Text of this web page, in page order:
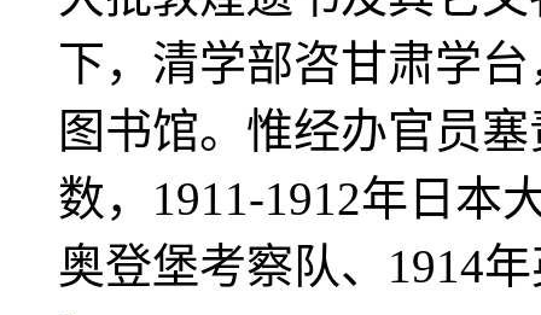
下，清学部咨甘肃学
图书馆。惟经办官员
数，1911-1912年日本
奥登堡考察队、1914